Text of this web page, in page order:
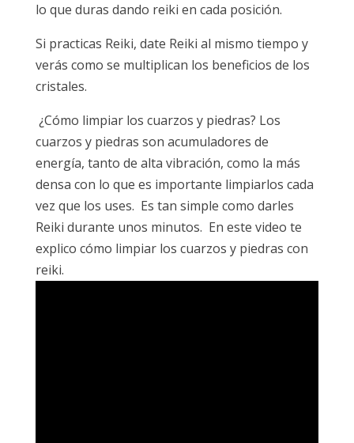
lo que duras dando reiki en cada posición.
Si practicas Reiki, date Reiki al mismo tiempo y
verás como se multiplican los beneficios de los
cristales.
¿Cómo limpiar los cuarzos y piedras? Los
cuarzos y piedras son acumuladores de
energía, tanto de alta vibración, como la más
densa con lo que es importante limpiarlos cada
vez que los uses. Es tan simple como darles
Reiki durante unos minutos. En este video te
explico cómo limpiar los cuarzos y piedras con
reiki.